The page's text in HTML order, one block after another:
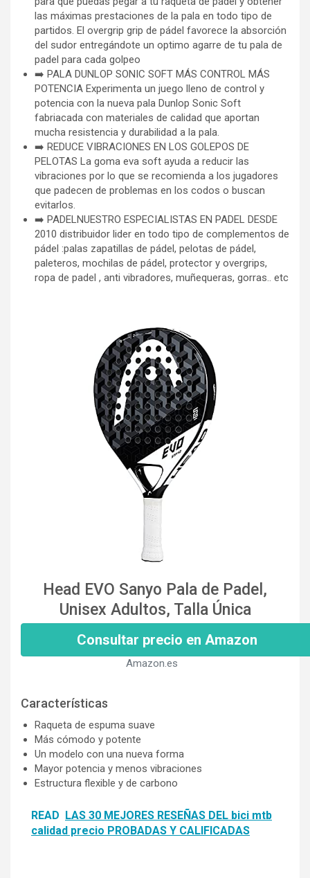
las máximas prestaciones de la pala en todo tipo de
partidos. El overgrip grip de pádel favorece la absorción
del sudor entregándote un optimo agarre de tu pala de
padel para cada golpeo
➡️ PALA DUNLOP SONIC SOFT MÁS CONTROL MÁS
POTENCIA Experimenta un juego lleno de control y
potencia con la nueva pala Dunlop Sonic Soft
fabriacada con materiales de calidad que aportan
mucha resistencia y durabilidad a la pala.
➡️ REDUCE VIBRACIONES EN LOS GOLEPOS DE
PELOTAS La goma eva soft ayuda a reducir las
vibraciones por lo que se recomienda a los jugadores
que padecen de problemas en los codos o buscan
evitarlos.
➡️ PADELNUESTRO ESPECIALISTAS EN PADEL DESDE
2010 distribuidor lider en todo tipo de complementos de
pádel :palas zapatillas de pádel, pelotas de pádel,
paleteros, mochilas de pádel, protector y overgrips,
ropa de padel , anti vibradores, muñequeras, gorras.. etc
Head EVO Sanyo Pala de Padel,
Unisex Adultos, Talla Única
Consultar precio en Amazon
Amazon.es
Características
Raqueta de espuma suave
Más cómodo y potente
Un modelo con una nueva forma
Mayor potencia y menos vibraciones
Estructura flexible y de carbono
READ LAS 30 MEJORES RESEÑAS DEL bici mtb
calidad precio PROBADAS Y CALIFICADAS